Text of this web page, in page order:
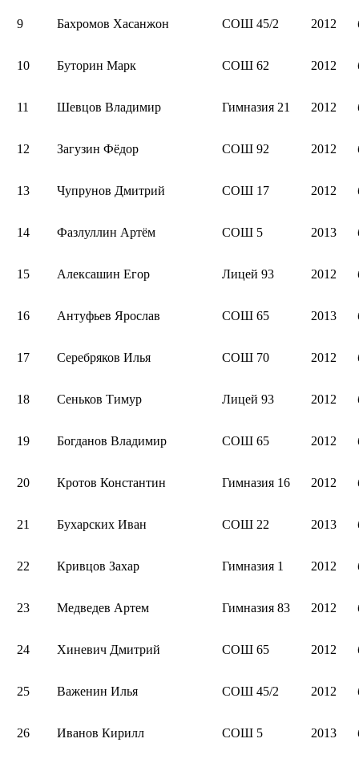
9 Бахромов Хасанжон СОШ 45/2 2012
10 Буторин Марк СОШ 62 2012
11 Шевцов Владимир Гимназия 21 2012
12 Загузин Фёдор СОШ 92 2012
13 Чупрунов Дмитрий СОШ 17 2012
14 Фазлуллин Артём СОШ 5 2013
15 Алексашин Егор Лицей 93 2012
16 Антуфьев Ярослав СОШ 65 2013
17 Серебряков Илья СОШ 70 2012
18 Сеньков Тимур Лицей 93 2012
19 Богданов Владимир СОШ 65 2012
20 Кротов Константин Гимназия 16 2012
21 Бухарских Иван СОШ 22 2013
22 Кривцов Захар Гимназия 1 2012
23 Медведев Артем Гимназия 83 2012
24 Хиневич Дмитрий СОШ 65 2012
25 Важенин Илья СОШ 45/2 2012
26 Иванов Кирилл СОШ 5 2013